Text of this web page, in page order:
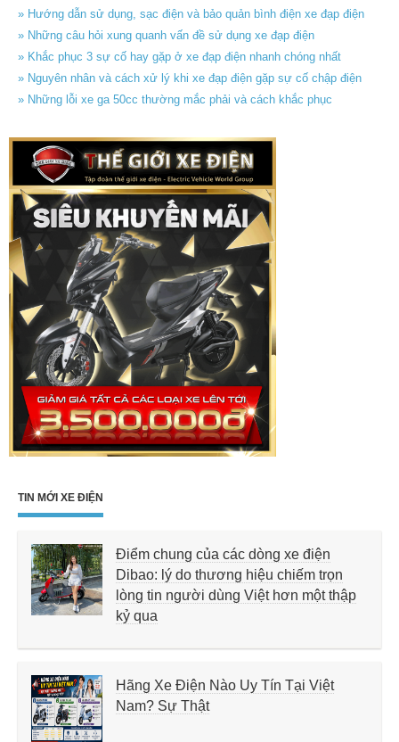
» Hướng dẫn sử dụng, sạc điện và bảo quản bình điện xe đạp điện
» Những câu hỏi xung quanh vấn đề sử dụng xe đạp điện
» Khắc phục 3 sự cố hay gặp ở xe đạp điện nhanh chóng nhất
» Nguyên nhân và cách xử lý khi xe đạp điện gặp sự cố chập điện
» Những lỗi xe ga 50cc thường mắc phải và cách khắc phục
TIN MỚI XE ĐIỆN
Điểm chung của các dòng xe điện
Dibao: lý do thương hiệu chiếm trọn
lòng tin người dùng Việt hơn một thập
kỷ qua
Hãng Xe Điện Nào Uy Tín Tại Việt
Nam? Sự Thật